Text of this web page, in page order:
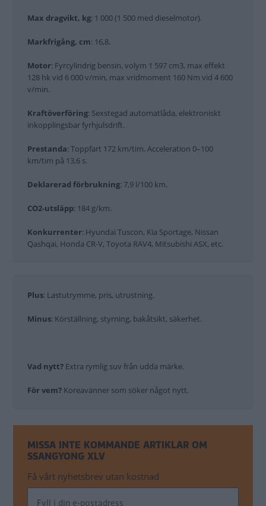
Max dragvikt, kg: 1 000 (1 500 med dieselmotor).
Markfrigång, cm: 16,8.
Motor: Fyrcylindrig bensin, volym 1 597 cm3, max effekt
128 hk vid 6 000 v/min, max vridmoment 160 Nm vid 4 600
v/min.
Kraftöverföring: Sexstegad automatlåda, elektroniskt
inkopplingsbar fyrhjulsdrift.
Prestanda: Toppfart 172 km/tim. Acceleration 0–100
km/tim på 13,6 s.
Deklarerad förbrukning: 7,9 l/100 km.
CO2-utsläpp: 184 g/km.
Konkurrenter: Hyundai Tuscon, Kia Sportage, Nissan
Qashqai, Honda CR-V, Toyota RAV4, Mitsubishi ASX, etc.
Plus: Lastutrymme, pris, utrustning.
Minus: Körställning, styrning, bakåtsikt, säkerhet.
Vad nytt? Extra rymlig suv från udda märke.
För vem? Koreavänner som söker något nytt.
MISSA INTE KOMMANDE ARTIKLAR OM
SSANGYONG XLV
Få vårt nyhetsbrev utan kostnad